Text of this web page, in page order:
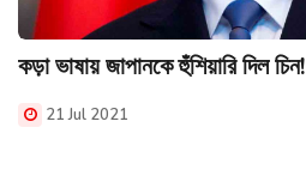
কড়া ভাষায় জাপানকে হুঁশিয়ারি দিল চিন!
21 Jul 2021